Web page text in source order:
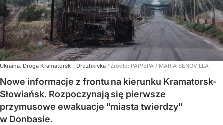
Ukraina. Droga Kramatorsk - Druzhkivka / Źródło: PAP/EPA / MARIA SENOVILLA
Nowe informacje z frontu na kierunku Kramatorsk-
Słowiańsk. Rozpoczynają się pierwsze
przymusowe ewakuacje "miasta twierdzy"
w Donbasie.